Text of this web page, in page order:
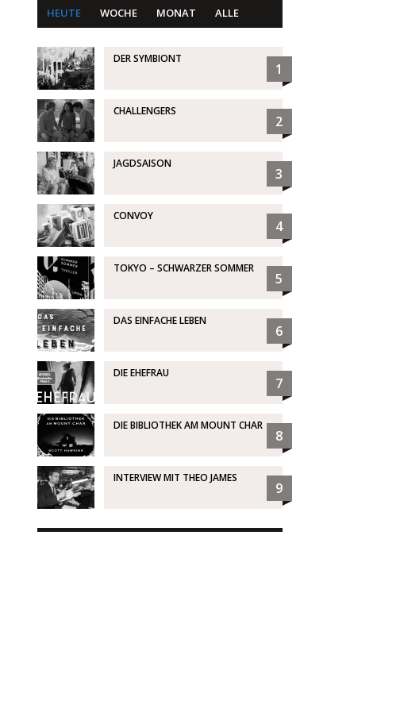
HEUTE WOCHE MONAT ALLE
DER SYMBIONT
1
CHALLENGERS
2
JAGDSAISON
3
CONVOY
4
TOKYO – SCHWARZER SOMMER
5
DAS EINFACHE LEBEN
6
DIE EHEFRAU
7
DIE BIBLIOTHEK AM MOUNT CHAR
8
INTERVIEW MIT THEO JAMES
9